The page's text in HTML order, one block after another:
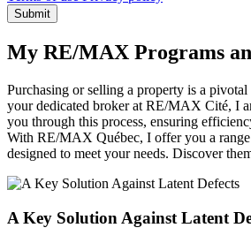
Submit
My RE/MAX Programs
Purchasing or selling a property is a
your dedicated broker at RE/MAX Cité, I
you through this process, ensuring
With RE/MAX Québec, I offer you a
designed to meet your needs. Discover
A Key Solution Against Latent